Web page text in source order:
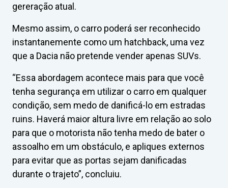
gereração atual.
Mesmo assim, o carro poderá ser reconhecido
instantanemente como um hatchback, uma vez
que a Dacia não pretende vender apenas SUVs.
“Essa abordagem acontece mais para que você
tenha segurança em utilizar o carro em qualquer
condição, sem medo de danificá-lo em estradas
ruins. Haverá maior altura livre em relação ao solo
para que o motorista não tenha medo de bater o
assoalho em um obstáculo, e apliques externos
para evitar que as portas sejam danificadas
durante o trajeto”, concluiu.